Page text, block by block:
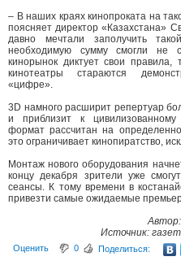
– В наших краях кинопроката на
поясняет директор «Казахстана»
давно мечтали заполучить
необходимую сумму смогли не
кинорынок диктует свои
кинотеатры стараются
«цифре».
3D намного расширит репертуар
и приблизит к
формат рассчитан на
это ограничивает кинопиратство,
Монтаж нового оборудования
концу декабря зрители уже
сеансы. К тому времени в
привезти самые ожидаемые
Автор:
Источник:
Оценить 0 Поделиться: